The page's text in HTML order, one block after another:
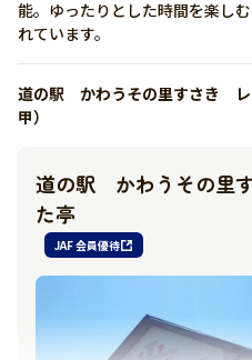
能。ゆったりとした時間を楽し
れています。
道の駅 かわうその里すさき レ
甲）
道の駅 かわうその里
た亭
JAF 会員優待